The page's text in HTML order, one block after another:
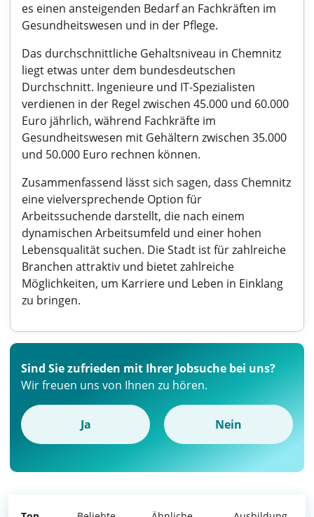
es einen ansteigenden Bedarf an Fachkräften im
Gesundheitswesen und in der Pflege.
Das durchschnittliche Gehaltsniveau in Chemnitz
liegt etwas unter dem bundesdeutschen
Durchschnitt. Ingenieure und IT-Spezialisten
verdienen in der Regel zwischen 45.000 und 60.000
Euro jährlich, während Fachkräfte im
Gesundheitswesen mit Gehältern zwischen 35.000
und 50.000 Euro rechnen können.
Zusammenfassend lässt sich sagen, dass Chemnitz
eine vielversprechende Option für
Arbeitssuchende darstellt, die nach einem
dynamischen Arbeitsumfeld und einer hohen
Lebensqualität suchen. Die Stadt ist für zahlreiche
Branchen attraktiv und bietet zahlreiche
Möglichkeiten, um Karriere und Leben in Einklang
zu bringen.
Sind Sie zufrieden mit Ihrer Jobsuche bei uns?
Wir freuen uns von Ihnen zu hören.
Ja Nein